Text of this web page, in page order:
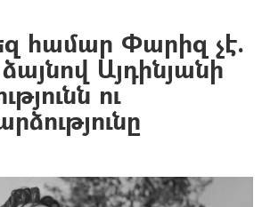
համար Փարիզ չէ.
Այդինյանի
ու